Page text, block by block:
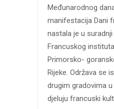
Međunarodnog
manifestacija Dani
nastala je u
Francuskog
Primorsko-
Rijeke. Održava se
drugim gradovima
djeluju francuski